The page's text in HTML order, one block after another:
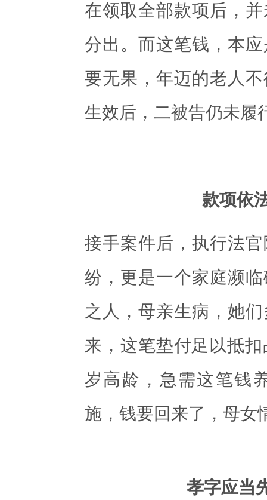
在领取全部款项后，
分出。而这笔钱，本
要无果，年迈的老人
生效后，二被告仍未履
款项依
接手案件后，执行法
纷，更是一个家庭濒
之人，母亲生病，她
来，这笔垫付足以抵
岁高龄，急需这笔钱
施，钱要回来了，母女
孝字应当